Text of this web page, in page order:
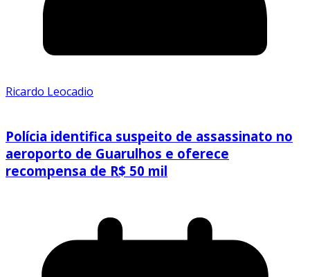
Ricardo Leocadio
Polícia identifica suspeito de assassinato no
aeroporto de Guarulhos e oferece
recompensa de R$ 50 mil